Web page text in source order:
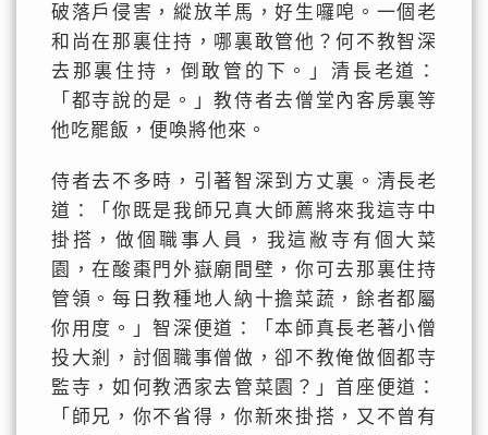
破落戶侵害，縱放羊馬，好生囉唣。一個老
和尚在那裏住持，哪裏敢管他？何不教智深
去那裏住持，倒敢管的下。」清長老道：
「都寺說的是。」教侍者去僧堂內客房裏等
他吃罷飯，便喚將他來。
侍者去不多時，引著智深到方丈裏。清長老
道：「你既是我師兄真大師薦將來我這寺中
掛搭，做個職事人員，我這敝寺有個大菜
園，在酸棗門外嶽廟間壁，你可去那裏住持
管領。每日教種地人納十擔菜蔬，餘者都屬
你用度。」智深便道：「本師真長老著小僧
投大剎，討個職事僧做，卻不教俺做個都寺
監寺，如何教洒家去管菜園？」首座便道：
「師兄，你不省得，你新來掛搭，又不曾有